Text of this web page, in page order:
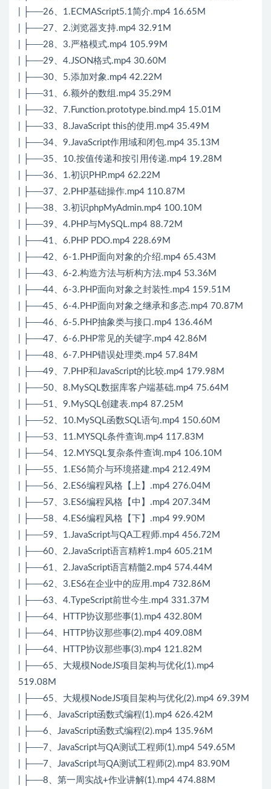
| ├──26、1.ECMAScript5.1简介.mp4 16.65M
| ├──27、2.浏览器支持.mp4 32.91M
| ├──28、3.严格模式.mp4 105.99M
| ├──29、4.JSON格式.mp4 30.60M
| ├──30、5.添加对象.mp4 42.22M
| ├──31、6.额外的数组.mp4 35.29M
| ├──32、7.Function.prototype.bind.mp4 15.01M
| ├──33、8.JavaScript this的使用.mp4 35.49M
| ├──34、9.JavaScript作用域和闭包.mp4 35.13M
| ├──35、10.按值传递和按引用传递.mp4 19.28M
| ├──36、1.初识PHP.mp4 62.22M
| ├──37、2.PHP基础操作.mp4 110.87M
| ├──38、3.初识phpMyAdmin.mp4 100.10M
| ├──39、4.PHP与MySQL.mp4 88.72M
| ├──41、6.PHP PDO.mp4 228.69M
| ├──42、6-1.PHP面向对象的介绍.mp4 65.43M
| ├──43、6-2.构造方法与析构方法.mp4 53.36M
| ├──44、6-3.PHP面向对象之封装性.mp4 159.51M
| ├──45、6-4.PHP面向对象之继承和多态.mp4 70.87M
| ├──46、6-5.PHP抽象类与接口.mp4 136.46M
| ├──47、6-6.PHP常见的关键字.mp4 42.86M
| ├──48、6-7.PHP错误处理类.mp4 57.84M
| ├──49、7.PHP和JavaScript的比较.mp4 179.98M
| ├──50、8.MySQL数据库客户端基础.mp4 75.64M
| ├──51、9.MySQL创建表.mp4 87.25M
| ├──52、10.MySQL函数SQL语句.mp4 150.60M
| ├──53、11.MYSQL条件查询.mp4 117.83M
| ├──54、12.MYSQL复杂条件查询.mp4 106.10M
| ├──55、1.ES6简介与环境搭建.mp4 212.49M
| ├──56、2.ES6编程风格【上】.mp4 276.04M
| ├──57、3.ES6编程风格【中】.mp4 207.34M
| ├──58、4.ES6编程风格【下】.mp4 99.90M
| ├──59、1.JavaScript与QA工程师.mp4 456.72M
| ├──60、2.JavaScript语言精粹1.mp4 605.21M
| ├──61、2.JavaScript语言精髓2.mp4 574.44M
| ├──62、3.ES6在企业中的应用.mp4 732.86M
| ├──63、4.TypeScript前世今生.mp4 331.37M
| ├──64、HTTP协议那些事(1).mp4 432.80M
| ├──64、HTTP协议那些事(2).mp4 409.08M
| ├──64、HTTP协议那些事(3).mp4 121.82M
| ├──65、大规模NodeJS项目架构与优化(1).mp4
519.08M
| ├──65、大规模NodeJS项目架构与优化(2).mp4 69.39M
| ├──6、JavaScript函数式编程(1).mp4 626.42M
| ├──6、JavaScript函数式编程(2).mp4 135.96M
| ├──7、JavaScript与QA测试工程师(1).mp4 549.65M
| ├──7、JavaScript与QA测试工程师(2).mp4 83.90M
| ├──8、第一周实战+作业讲解(1).mp4 474.88M